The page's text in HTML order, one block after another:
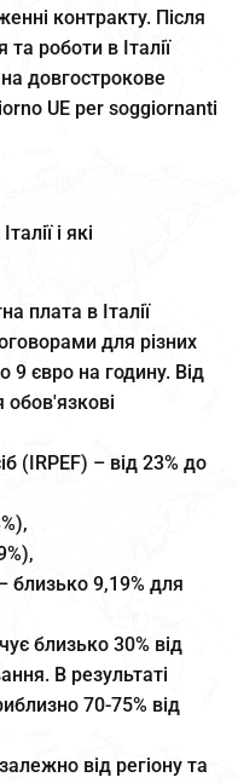
контракту. Після
роботи в Італії
довгострокове
UE per soggiornanti
і які
плата в Італії
для різних
9 євро на годину. Від
обов'язкові
(IRPEF) – від 23% до
близько 9,19% для
близько 30% від
В результаті
70-75% від
від регіону та